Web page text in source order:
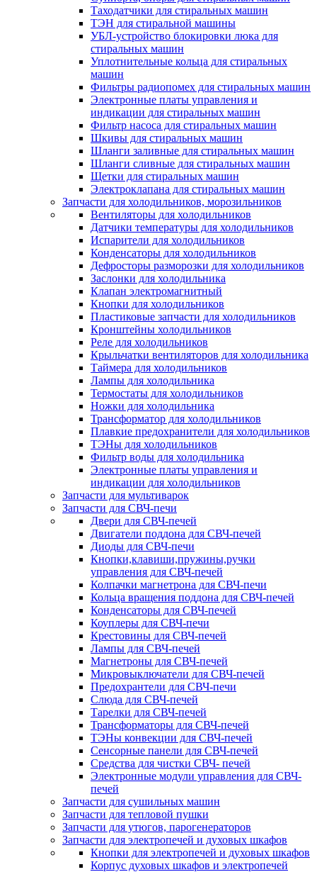
Таходатчики для стиральных машин
ТЭН для стиральной машины
УБЛ-устройство блокировки люка для
стиральных машин
Уплотнительные кольца для стиральных
машин
Фильтры радиопомех для стиральных машин
Электронные платы управления и
индикации для стиральных машин
Фильтр насоса для стиральных машин
Шкивы для стиральных машин
Шланги заливные для стиральных машин
Шланги сливные для стиральных машин
Щетки для стиральных машин
Электроклапана для стиральных машин
Запчасти для холодильников, морозильников
Вентиляторы для холодильников
Датчики температуры для холодильников
Испарители для холодильников
Конденсаторы для холодильников
Дефросторы разморозки для холодильников
Заслонки для холодильника
Клапан электромагнитный
Кнопки для холодильников
Пластиковые запчасти для холодильников
Кронштейны холодильников
Реле для холодильников
Крыльчатки вентиляторов для холодильника
Таймера для холодильников
Лампы для холодильника
Термостаты для холодильников
Ножки для холодильника
Трансформатор для холодильников
Плавкие предохранители для холодильников
ТЭНы для холодильников
Фильтр воды для холодильника
Электронные платы управления и
индикации для холодильников
Запчасти для мультиварок
Запчасти для СВЧ-печи
Двери для СВЧ-печей
Двигатели поддона для СВЧ-печей
Диоды для СВЧ-печи
Кнопки,клавиши,пружины,ручки
управления для СВЧ-печей
Колпачки магнетрона для СВЧ-печи
Кольца вращения поддона для СВЧ-печей
Конденсаторы для СВЧ-печей
Коуплеры для СВЧ-печи
Крестовины для СВЧ-печей
Лампы для СВЧ-печей
Магнетроны для СВЧ-печей
Микровыключатели для СВЧ-печей
Предохрантели для СВЧ-печи
Слюда для СВЧ-печей
Тарелки для СВЧ-печей
Трансформаторы для СВЧ-печей
ТЭНы конвекции для СВЧ-печей
Сенсорные панели для СВЧ-печей
Средства для чистки СВЧ- печей
Электронные модули управления для СВЧ-
печей
Запчасти для сушильных машин
Запчасти для тепловой пушки
Запчасти для утюгов, парогенераторов
Запчасти для электропечей и духовых шкафов
Кнопки для электропечей и духовых шкафов
Корпус духовых шкафов и электропечей